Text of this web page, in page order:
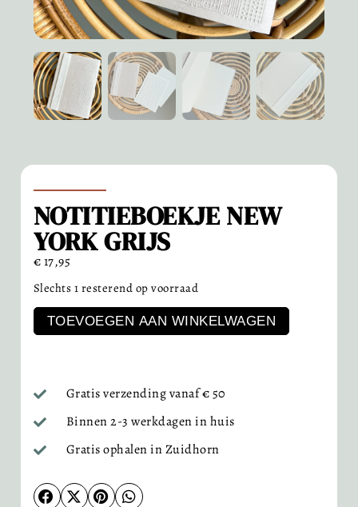
NOTITIEBOEKJE NEW
YORK GRIJS
€17,95
Slechts 1 resterend op voorraad
TOEVOEGEN AAN WINKELWAGEN
Gratis verzending vanaf € 50
Binnen 2-3 werkdagen in huis
Gratis ophalen in Zuidhorn